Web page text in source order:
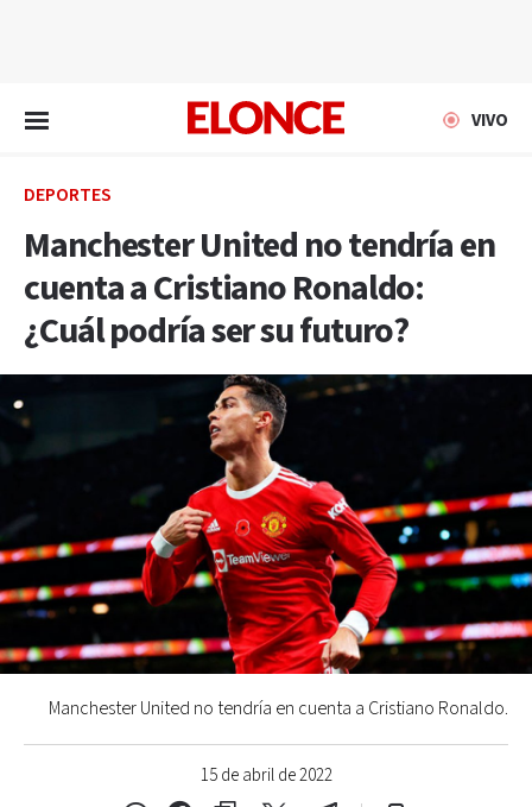
VIVO
DEPORTES
Manchester United no tendría en
cuenta a Cristiano Ronaldo:
¿Cuál podría ser su futuro?
15 de abril de 2022
Manchester United no tendría en cuenta a Cristiano Ronaldo.